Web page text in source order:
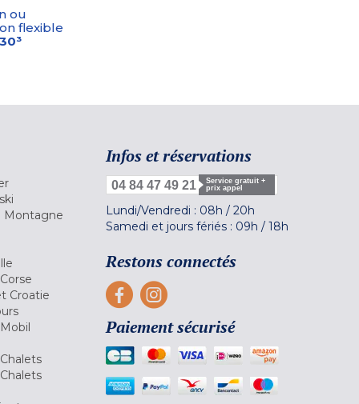
ou
flexible
Montagne
Croatie
Infos et réservations
04 84 47 49 21
Service gratuit +
prix appel
Lundi/Vendredi : 08h / 20h
Samedi et jours fériés : 09h / 18h
Restons connectés
Paiement sécurisé